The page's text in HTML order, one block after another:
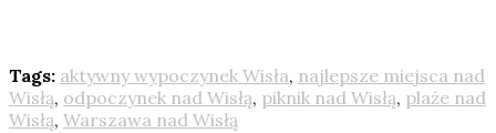
Tags: aktywny wypoczynek Wisła, najlepsze miejsca nad
Wisłą, odpoczynek nad Wisłą, piknik nad Wisłą, plaże nad
Wisłą, Warszawa nad Wisłą